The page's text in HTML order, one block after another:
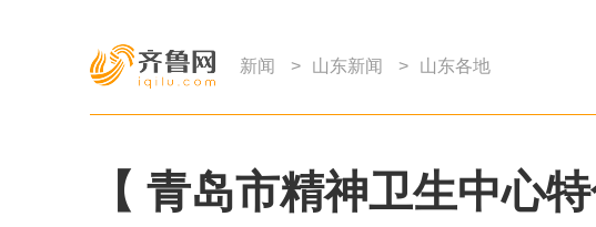
新闻 > 山东新闻 > 山东各地
【 青岛市精神卫生中心